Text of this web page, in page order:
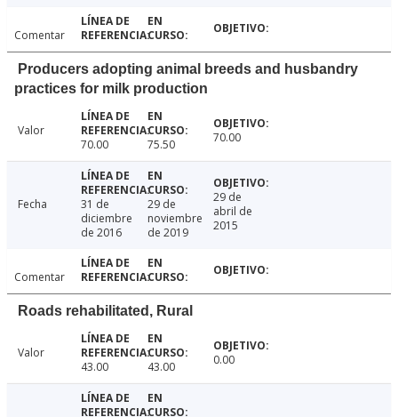
Comentar
Producers adopting animal breeds and husbandry
practices for milk production
Valor
70.00
75.50 70.00
Fecha
31 de
diciembre
de 2016
29 de
noviembre
de 2019
29 de
abril de
2015
Comentar
Roads rehabilitated, Rural
Valor
43.00
43.00 0.00